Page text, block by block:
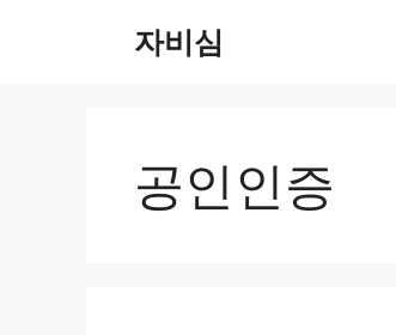
자비심
공인인증